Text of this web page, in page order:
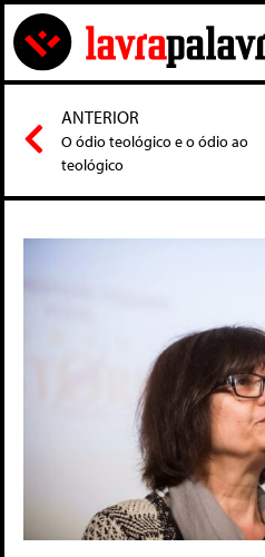
ANTERIOR
O ódio teológico e o ódio ao
teológico